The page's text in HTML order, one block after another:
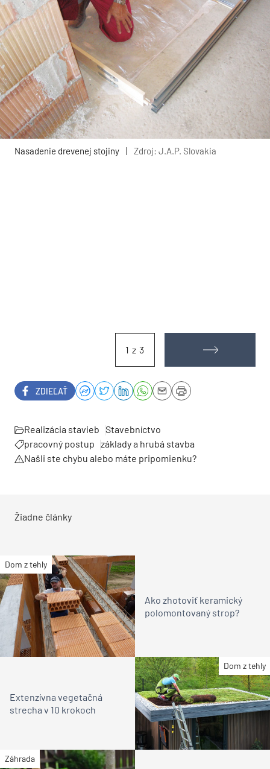
Nasadenie drevenej stojiny Zdroj: J.A.P. Slovakia
1 z 3
ZDIEĽAŤ
Realizácia stavieb Stavebníctvo
pracovný postup základy a hrubá stavba
Našli ste chybu alebo máte pripomienku?
Žiadne články
Dom z tehly
Ako zhotoviť keramický
polomontovaný strop?
Dom z tehly
Extenzívna vegetačná
strecha v 10 krokoch
Záhrada